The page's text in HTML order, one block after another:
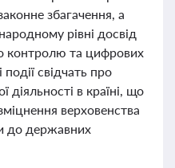
збагачення, а
рівні досвід
контролю та цифрових
свідчать про
діяльності в країні, що
верховенства
до державних